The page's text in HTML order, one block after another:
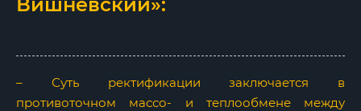
– Суть ректификации заключается в
противоточном массо- и теплообмене между